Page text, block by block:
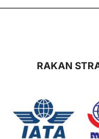
RAKAN